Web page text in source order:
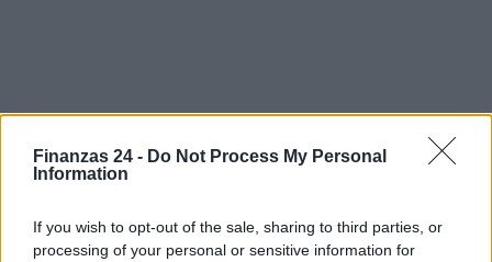
Finanzas 24 - Do Not Process My Personal
Information
If you wish to opt-out of the sale, sharing to third parties, or
processing of your personal or sensitive information for